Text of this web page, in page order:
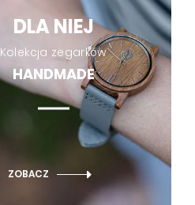
DLA NIEJ
Kolekcja zegarków
HANDMADE
ZOBACZ